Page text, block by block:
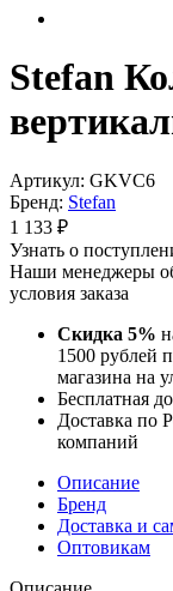
Stefan
Артикул: GKVC6
Бренд: Stefan
1 133 ₽
Узнать о
Наши менеджеры
условия заказа
Скидка 5%
1500 рублей
магазина на
Бесплатная
Доставка по
компаний
Описание
Бренд
Доставка и
Оптовикам